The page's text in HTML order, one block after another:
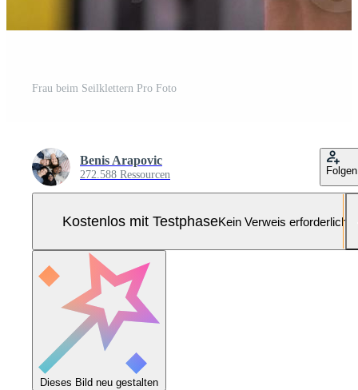
Frau beim Seilklettern Pro Foto
Benis Arapovic
272.588 Ressourcen Folgen
Kostenlos mit TestphaseKein Verweis erforderlich
Dieses Bild neu gestalten